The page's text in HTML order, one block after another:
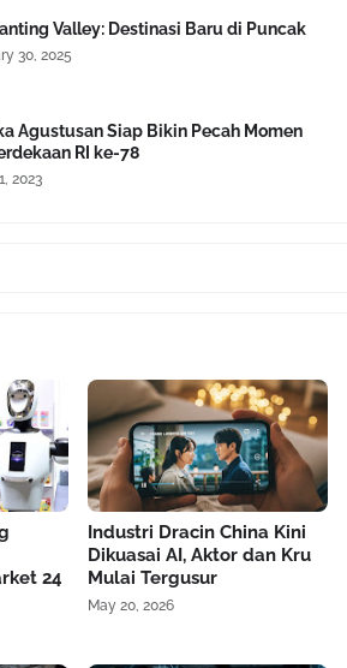
Valley: Destinasi Baru di Puncak
30, 2025
Agustusan Siap Bikin Pecah Momen
RI ke-78
2023
24
Industri Dracin China Kini
Dikuasai AI, Aktor dan Kru
Mulai Tergusur
May 20, 2026